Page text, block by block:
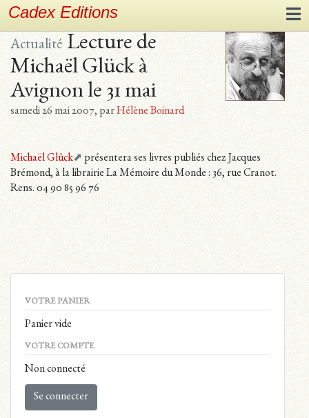
Cadex Editions
Actualité Lecture de
Michaël Glück à
Avignon le 31 mai
samedi 26 mai 2007, parHélène Boinard
Michaël Glück
présentera ses livres publiés chez Jacques
Brémond, à la librairie La Mémoire du Monde : 36, rue Cranot.
Rens. 04 90 85 96 76
VOTRE PANIER
Panier vide
VOTRE COMPTE
Non connecté
Se connecter